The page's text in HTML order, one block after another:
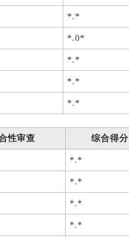
*.*
*.0*
*.*
*.*
*.*
性审查 综合得分
*.*
*.*
*.*
*.*